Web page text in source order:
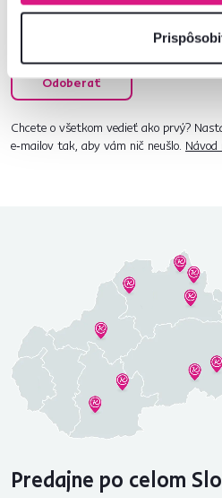
Súhlasím s posielaním pravidelného
Odoberať
Chcete o všetkom vedieť ako prvý?
e‑mailov tak, aby vám nič neušlo.
Predajne po celom